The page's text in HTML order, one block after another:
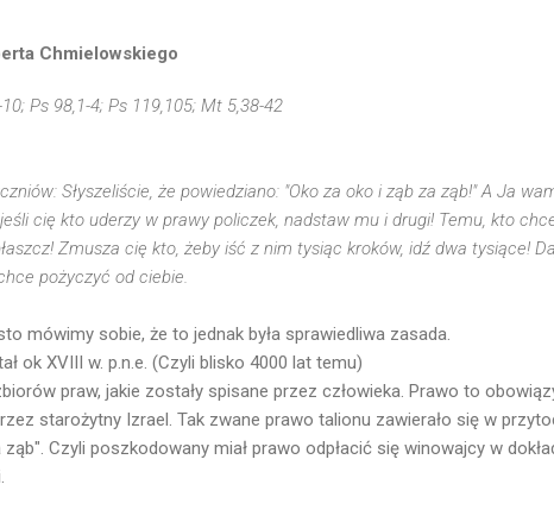
Chmielowskiego
Ps 98,1-4; Ps 119,105; Mt 5,38-42
Słyszeliście, że powiedziano: "Oko za oko i ząb za ząb!" A Ja
cię kto uderzy w prawy policzek, nadstaw mu i drugi! Temu, kto
Zmusza cię kto, żeby iść z nim tysiąc kroków, idź dwa tysiące!
pożyczyć od ciebie.
mówimy sobie, że to jednak była sprawiedliwa zasada.
ok XVIII w. p.n.e. (Czyli blisko 4000 lat temu)
praw, jakie zostały spisane przez człowieka. Prawo to
starożytny Izrael. Tak zwane prawo talionu zawierało się w
Czyli poszkodowany miał prawo odpłacić się winowajcy w